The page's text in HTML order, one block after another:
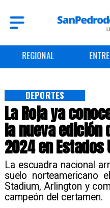
REGIONAL
La Roja ya
la nueva edición
2024 en Estados
​La escuadra nacional
suelo norteamericano
Stadium, Arlington y
campeón del certamen.
DEPORTES